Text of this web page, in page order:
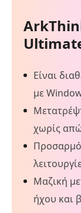
Είναι
με
χωρίς
Μαζική
ήχου και